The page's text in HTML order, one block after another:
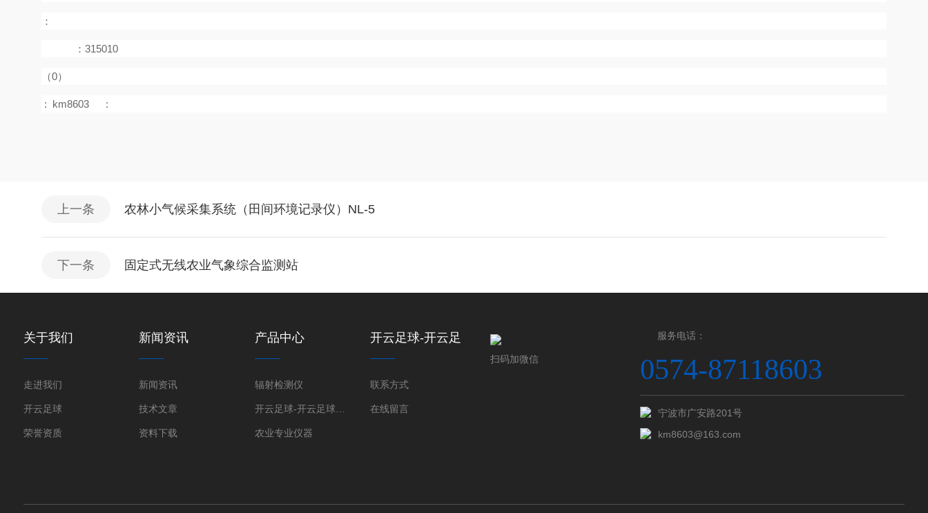
：
：315010
（0）
: km8603 :
上一条 农林小气候采集系统（田间环境记录仪）NL-5
下一条 固定式无线农业气象综合监测站
关于我们
走进我们
开云足球
荣誉资质
新闻资讯
新闻资讯
技术文章
资料下载
产品中心
辐射检测仪
开云足球-开云足球(中国)
农业专业仪器
开云足球-开云足
球(中国)
联系方式
在线留言
扫码加微信
服务电话：
0574-87118603
宁波市广安路201号
km8603@163.com